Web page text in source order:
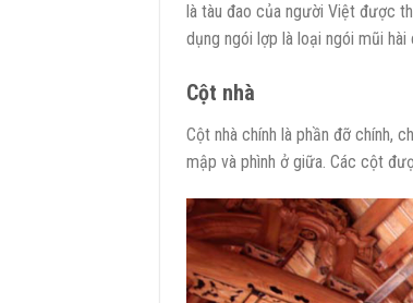
là tàu đao của người Việt được
dụng ngói lợp là loại ngói mũi
Cột nhà
Cột nhà chính là phần đỡ chính,
mập và phình ở giữa. Các cột